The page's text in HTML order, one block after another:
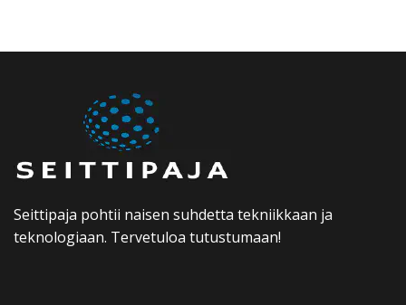
Seittipaja pohtii naisen suhdetta tekniikkaan ja
teknologiaan. Tervetuloa tutustumaan!